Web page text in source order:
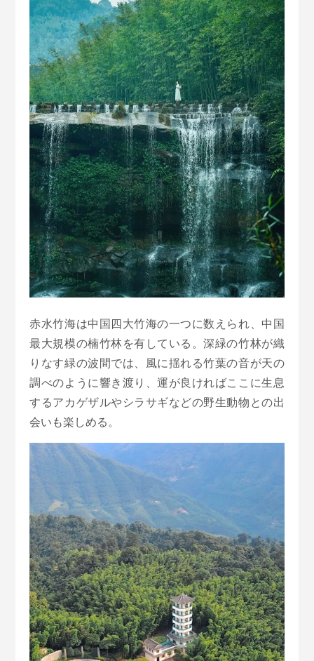
赤水竹海は中国四大竹海の一つに数えられ、中国
最大規模の楠竹林を有している。深緑の竹林が織
りなす緑の波間では、風に揺れる竹葉の音が天の
調べのように響き渡り、運が良ければここに生息
するアカゲザルやシラサギなどの野生動物との出
会いも楽しめる。